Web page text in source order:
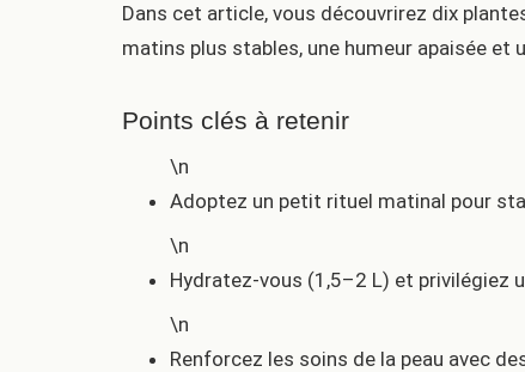
Dans cet article, vous découvrirez dix
matins plus stables, une humeur apaisée et
Points clés à retenir
\n
Adoptez un petit rituel matinal pour
\n
Hydratez-vous (1,5–2 L) et privilégiez
\n
Renforcez les soins de la peau avec